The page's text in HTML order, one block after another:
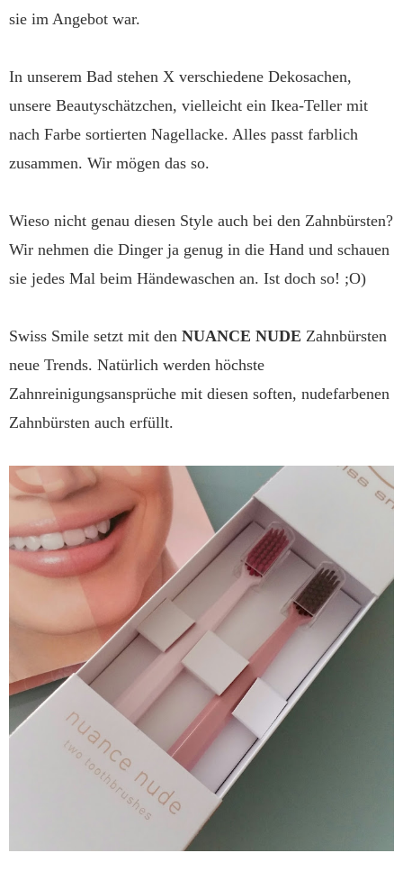
sie im Angebot war.
In unserem Bad stehen X verschiedene Dekosachen,
unsere Beautyschätzchen, vielleicht ein Ikea-Teller mit
nach Farbe sortierten Nagellacke. Alles passt farblich
zusammen. Wir mögen das so.
Wieso nicht genau diesen Style auch bei den Zahnbürsten?
Wir nehmen die Dinger ja genug in die Hand und schauen
sie jedes Mal beim Händewaschen an. Ist doch so! ;O)
Swiss Smile setzt mit den NUANCE NUDE Zahnbürsten
neue Trends. Natürlich werden höchste
Zahnreinigungsansprüche mit diesen soften, nudefarbenen
Zahnbürsten auch erfüllt.